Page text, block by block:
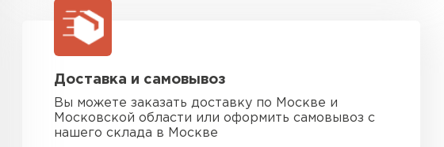
Доставка и самовывоз
Вы можете заказать доставку по Москве и
Московской области или оформить самовывоз с
нашего склада в Москве